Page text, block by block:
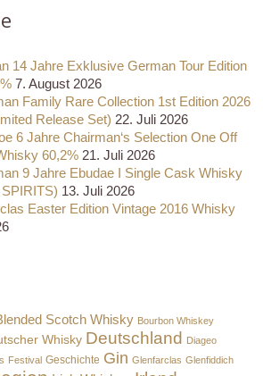
14 Jahre Exklusive German Tour Edition
7. August 2026
Family Rare Collection 1st Edition 2026
Release Set) 22. Juli 2026
6 Jahre Chairman‘s Selection One Off
60,2% 21. Juli 2026
9 Jahre Ebudae I Single Cask Whisky
13. Juli 2026
Easter Edition Vintage 2016 Whisky
Scotch Whisky Bourbon Whiskey
Whisky Deutschland Diageo
Festival Geschichte Gin Glenfarclas Glenfiddich